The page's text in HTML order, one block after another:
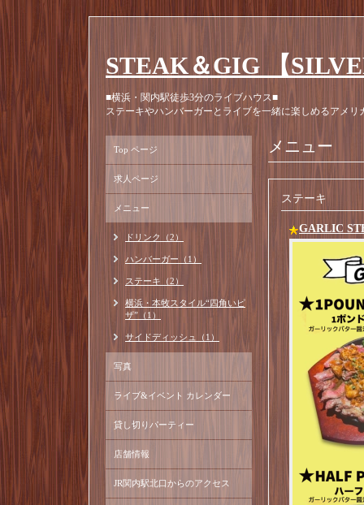
STEAK＆GIG 【
■横浜・関内駅徒歩3分のライブハウス■
ステーキやハンバーガーとライブを一緒に楽しめるアメリ
メニュー
ステーキ
GARLIC
Top ページ
求人ページ
メニュー
ドリンク（2）
ハンバーガー（1）
ステーキ（2）
横浜・本牧スタイル“四角いピ
ザ”（1）
サイドディッシュ（1）
写真
ライブ&イベント カレンダー
貸し切りパーティー
店舗情報
JR関内駅北口からのアクセス